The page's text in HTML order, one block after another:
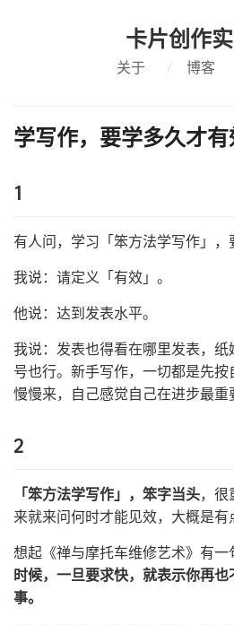
卡片创作
关于 / 博客
学写作，要学多久才有
1
有人问，学习「笨方法学写作」，
我说：请定义「有效」。
他说：达到发表水平。
我说：发表也得看在哪里发表，
号也行。新手写作，一切都是先按
慢慢来，自己感觉自己在进步最重
2
「笨方法学写作」，笨字当头，很
来就来问何时才能见效，大概是有
想起《禅与摩托车维修艺术》有一
时候，一旦要求快，就表示你再
事。